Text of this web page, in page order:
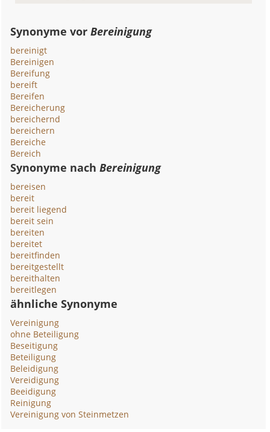
Synonyme vorBereinigung
bereinigt
Bereinigen
Bereifung
bereift
Bereifen
Bereicherung
bereichernd
bereichern
Bereiche
Bereich
Synonyme nachBereinigung
bereisen
bereit
bereit liegend
bereit sein
bereiten
bereitet
bereitfinden
bereitgestellt
bereithalten
bereitlegen
ähnliche Synonyme
Vereinigung
ohne Beteiligung
Beseitigung
Beteiligung
Beleidigung
Vereidigung
Beeidigung
Reinigung
Vereinigung von Steinmetzen